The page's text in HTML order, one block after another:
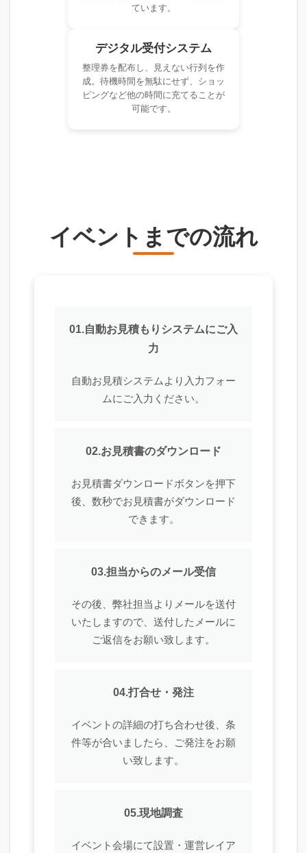
ています。
デジタル受付システム
整理券を配布し、見えない行列を作
成。待機時間を無駄にせず、ショッ
ピングなど他の時間に充てることが
可能です。
イベントまでの流れ
01.自動お見積もりシステムにご入
力
自動お見積システムより入力フォー
ムにご入力ください。
02.お見積書のダウンロード
お見積書ダウンロードボタンを押下
後、数秒でお見積書がダウンロード
できます。
03.担当からのメール受信
その後、弊社担当よりメールを送付
いたしますので、送付したメールに
ご返信をお願い致します。
04.打合せ・発注
イベントの詳細の打ち合わせ後、条
件等が合いましたら、ご発注をお願
い致します。
05.現地調査
イベント会場にて設置・運営レイア